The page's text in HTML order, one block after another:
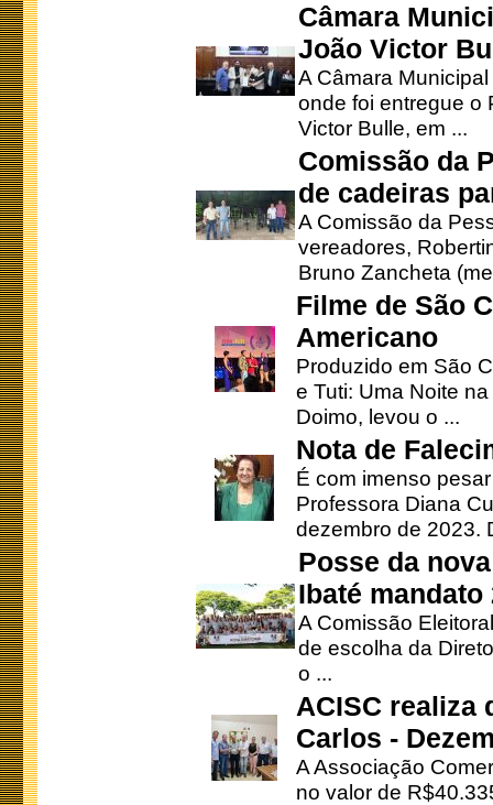
Câmara
João Victor
A Câmara
onde foi entregue o
Victor Bulle, em ...
Comissão da
de cadeiras
A Comissão da
vereadores,
Bruno Zancheta
Filme de São
Americano
Produzido em São
e Tuti: Uma Noite
Doimo, levou o ...
Nota de
É com imenso
Professora Diana
dezembro de 2023.
Posse da
Ibaté mandato
A Comissão
de escolha da
o ...
ACISC realiza
Carlos -
A Associação
no valor de